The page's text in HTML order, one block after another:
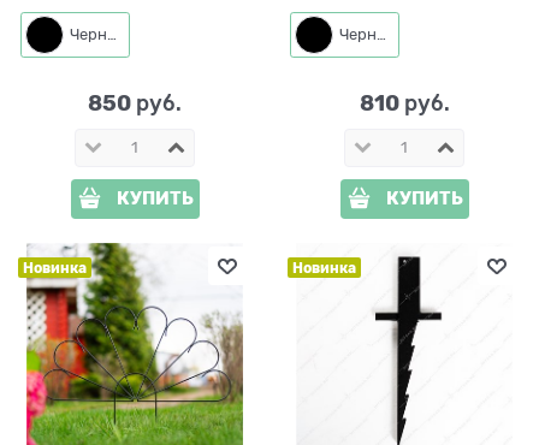
Черный
850 руб.
КУПИТЬ
Черный
810 руб.
КУПИТЬ
Новинка Новинка